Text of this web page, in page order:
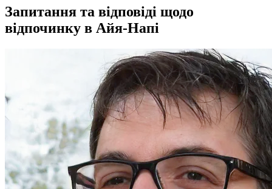
Запитання та відповіді щодо
відпочинку в Айя-Напі